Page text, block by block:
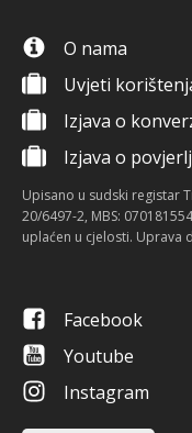
O nama
Uvjeti
Izjava o
Izjava o
Upisano u sudski registar
20/6497-2, MBS:
uplaćen u cjelosti. Uprava
Facebook
Youtube
Instagram